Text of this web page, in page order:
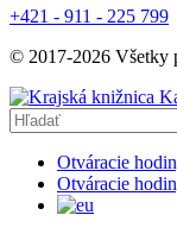
+421 - 911 - 225 799
© 2017-2026 Všetky
Otváracie
Otváracie